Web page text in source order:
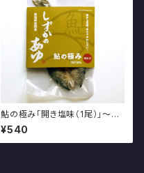
鮎の極み「開き塩味（1尾）」～し
ずかのあゆ～
¥540